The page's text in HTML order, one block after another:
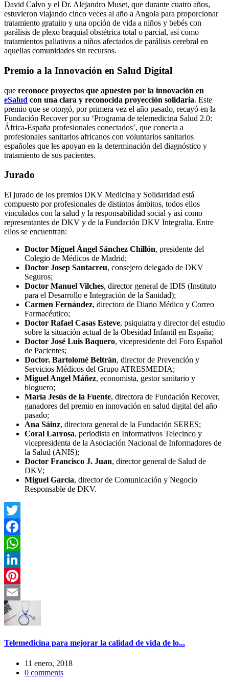
David Calvo y el Dr. Alejandro Muset, que durante cuatro años,
estuvieron viajando cinco veces al año a Angola para proporcionar
tratamiento gratuito y una opción de vida a niños y bebés con
parálisis de plexo braquial obstétrica total o parcial, así como
tratamientos paliativos a niños afectados de parálisis cerebral en
aquellas comunidades sin recursos.
Premio a la Innovación en Salud Digital
que reconoce proyectos que apuesten por la innovación en
eSalud con una clara y reconocida proyección solidaria. Este
premio que se otorgó, por primera vez el año pasado, recayó en la
Fundación Recover por su ‘Programa de telemedicina Salud 2.0:
África-España profesionales conectados’, que conecta a
profesionales sanitarios africanos con voluntarios sanitarios
españoles que les apoyan en la determinación del diagnóstico y
tratamiento de sus pacientes.
Jurado
El jurado de los premios DKV Medicina y Solidaridad está
compuesto por profesionales de distintos ámbitos, todos ellos
vinculados con la salud y la responsabilidad social y así como
representantes de DKV y de la Fundación DKV Integralia. Entre
ellos se encuentran:
Doctor Miguel Ángel Sánchez Chillón, presidente del
Colegio de Médicos de Madrid;
Doctor Josep Santacreu, consejero delegado de DKV
Seguros;
Doctor Manuel Vilches, director general de IDIS (Instituto
para el Desarrollo e Integración de la Sanidad);
Carmen Fernández, directora de Diario Médico y Correo
Farmacéutico;
Doctor Rafael Casas Esteve, psiquiatra y director del estudio
sobre la situación actual de la Obesidad Infantil en España;
Doctor José Luis Baquero, vicepresidente del Foro Español
de Pacientes;
Doctor. Bartolomé Beltrán, director de Prevención y
Servicios Médicos del Grupo ATRESMEDIA;
Miguel Angel Máñez, economista, gestor sanitario y
bloguero;
María Jesús de la Fuente, directora de Fundación Recover,
ganadores del premio en innovación en salud digital del año
pasado;
Ana Sáinz, directora general de la Fundación SERES;
Coral Larrosa, periodista en Informativos Telecinco y
vicepresidenta de la Asociación Nacional de Informadores de
la Salud (ANIS);
Doctor Francisco J. Juan, director general de Salud de
DKV;
Miguel García, director de Comunicación y Negocio
Responsable de DKV.
Twitter
Facebook
WhatsApp
LinkedIn
Pinterest
Email
Telemedicina para mejorar la calidad de vida de lo...
11 enero, 2018
0 comments